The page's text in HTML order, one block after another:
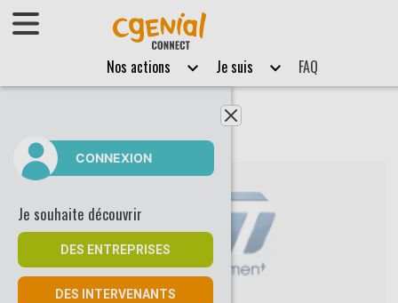
Afficher le menu
Nos actions Je suis FAQ
Fermer le menu
CONNEXION
Je souhaite découvrir
DES ENTREPRISES
DES INTERVENANTS